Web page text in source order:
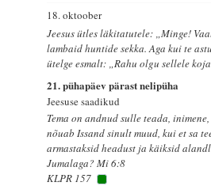
18. oktoober
Jeesus ütles läkitatutele: „Minge!
lambaid huntide sekka. Aga kui te
ütelge esmalt: „Rahu olgu sellele
21. pühapäev pärast nelipüha
Jeesuse saadikud
Tema on andnud sulle teada,
nõuab Issand sinult muud, kui et sa
armastaksid headust ja käiksid
Jumalaga? Mi 6:8
KLPR 157